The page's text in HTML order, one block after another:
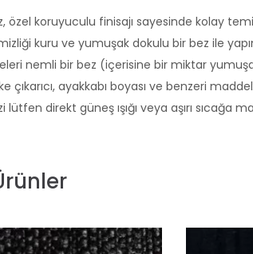
özel koruyuculu finisajı sayesinde kolay
kuru ve yumuşak dokulu bir bez ile
nemli bir bez (içerisine bir miktar
çıkarıcı, ayakkabı boyası ve benzeri
lütfen direkt güneş ışığı veya aşırı sıcağa